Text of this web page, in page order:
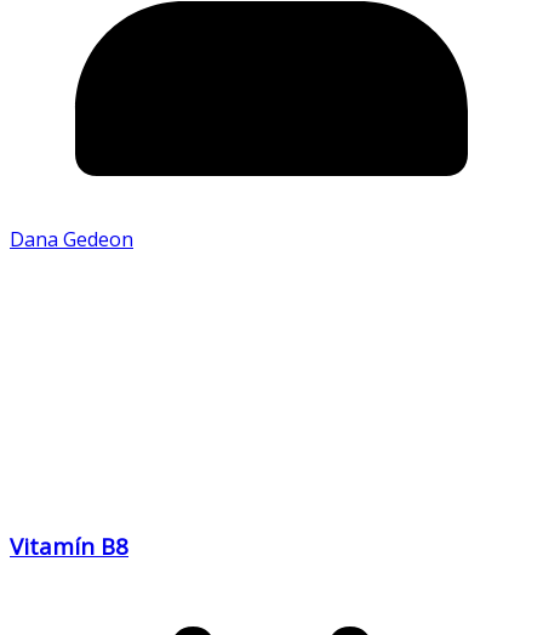
Dana Gedeon
Vitamín B8